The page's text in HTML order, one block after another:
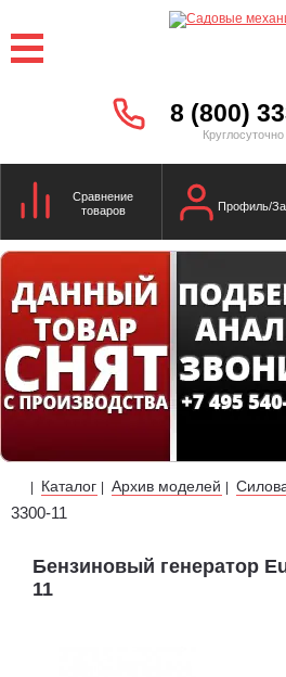
8 (800)
Круглосуточно
Сравнение
товаров
Профиль/
| Каталог | Архив моделей |
3300-11
Бензиновый генератор
11